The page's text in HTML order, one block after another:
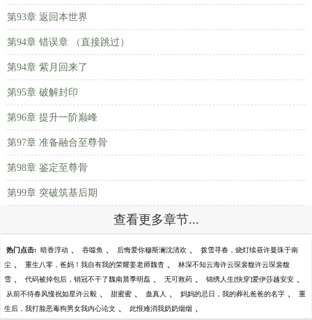
第93章 返回本世界
第94章 错误章 （直接跳过）
第94章 紫月回来了
第95章 破解封印
第96章 提升一阶巅峰
第97章 准备融合至尊骨
第98章 鉴定至尊骨
第99章 突破筑基后期
查看更多章节...
热门点击: 暗香浮动 、 吞噬鱼 、 后悔爱你穆斯澜沈清欢 、 拨雪寻春，烧灯续昼许曼珠于南
尘 、 重生八零，爸妈！我自有我的荣耀姜老师魏杳 、 林深不知云海许云琛裴馥许云琛裴馥
雪 、 代码被掉包后，销冠不干了魏南晨季明磊 、 无可救药 、 锦绣人生[快穿]爱伊莎越安安 、
从前不待春风慢祝如星许云毅 、 甜蜜蜜 、 蛊真人 、 妈妈的忌日，我的葬礼爸爸的名字 、 重
生后，我打脸恶毒狗男女我内心论文 、 此恨难消我奶奶烟烟 、